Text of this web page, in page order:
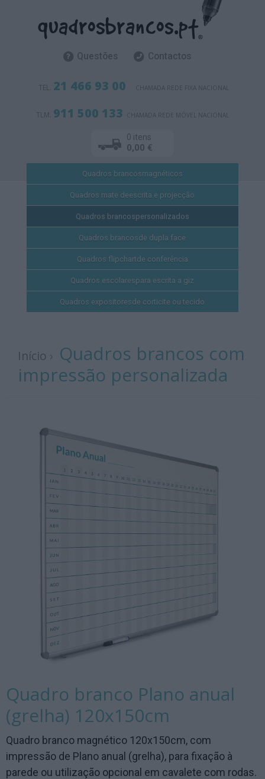
Questões Contactos
TEL. 21 466 93 00 CHAMADA REDE FIXA NACIONAL
TLM. 911 500 133 CHAMADA REDE MÓVEL NACIONAL
0 itens
0,00 €
Quadros brancosmagnéticos
Quadros mate deescrita e projecção
Quadros brancospersonalizados
Quadros brancosde dupla face
Quadros flipchartde conferência
Quadros escolarespara escrita a giz
Quadros expositoresde corticite ou tecido
Início › Quadros brancos com
impressão personalizada
Quadro branco Plano anual
(grelha) 120x150cm
Quadro branco magnético 120x150cm, com
impressão de Plano anual (grelha), para fixação à
parede ou utilização opcional em cavalete com rodas.